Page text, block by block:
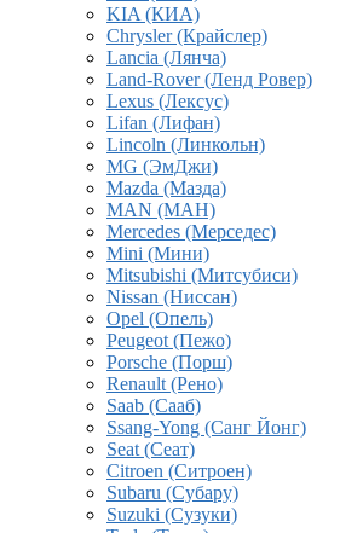
KIA (КИА)
Chrysler (Крайслер)
Lancia (Лянча)
Land-Rover (Ленд Ровер)
Lexus (Лексус)
Lifan (Лифан)
Lincoln (Линкольн)
MG (ЭмДжи)
Mazda (Мазда)
MAN (МАН)
Mercedes (Мерседес)
Mini (Мини)
Mitsubishi (Митсубиси)
Nissan (Ниссан)
Opel (Опель)
Peugeot (Пежо)
Porsche (Порш)
Renault (Рено)
Saab (Сааб)
Ssang-Yong (Санг Йонг)
Seat (Сеат)
Citroen (Ситроен)
Subaru (Субару)
Suzuki (Сузуки)